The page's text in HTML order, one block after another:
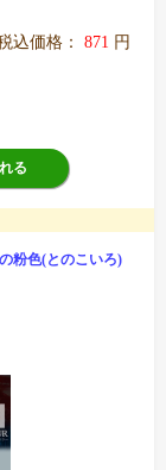
込価格： 871 円
る
粉色(とのこいろ)